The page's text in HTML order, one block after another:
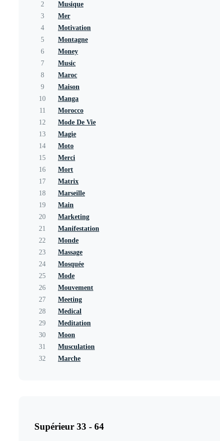
2
Musique
3
Mer
4
Motivation
5
Montagne
6
Money
7
Music
8
Maroc
9
Maison
10
Manga
11
Morocco
12
Mode De Vie
13
Magie
14
Moto
15
Merci
16
Mort
17
Matrix
18
Marseille
19
Main
20
Marketing
21
Manifestation
22
Monde
23
Massage
24
Mosquée
25
Mode
26
Mouvement
27
Meeting
28
Medical
29
Meditation
30
Moon
31
Musculation
32
Marche
Supérieur 33 - 64